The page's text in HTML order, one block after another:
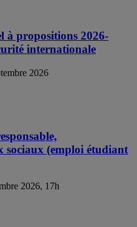
à propositions 2026-
internationale
2026
sociaux (emploi étudiant
2026, 17h